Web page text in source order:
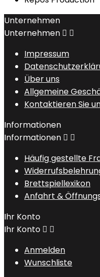
Unternehmen
Unternehmen  
Impressum
Über uns
Allgemeine
Kontaktieren Sie
Informationen
Informationen  
Häufig gestellte
Brettspiellexikon
Anfahrt &
Ihr Konto
Ihr Konto  
Anmelden
Wunschliste